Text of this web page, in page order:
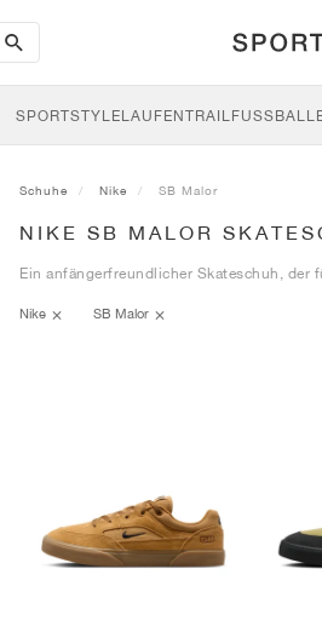
search-
btn
SPORTSTYLELAUFENTRAILFUSSBALL
Schuhe Nike SB Malor
NIKE SB MALOR
Ein anfängerfreundlicher Skateschuh, der
Nike SB Malor